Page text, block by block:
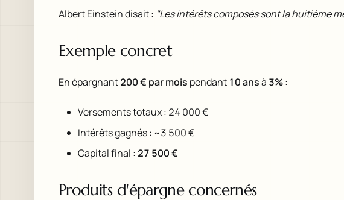
Albert Einstein disait : "Les intérêts composés sont la huitième
Exemple concret
En épargnant200 € par mois pendant 10 ansà 3%:
Versements totaux : 24 000 €
Intérêts gagnés : ~3 500 €
Capital final : 27 500 €
Produits d'épargne concernés